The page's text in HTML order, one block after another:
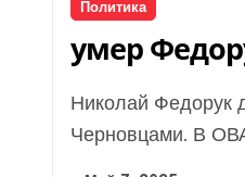
Политика
умер
Николай Федорук дважды получал орден «За заслуги» за эффективное управление
Черновцами. В